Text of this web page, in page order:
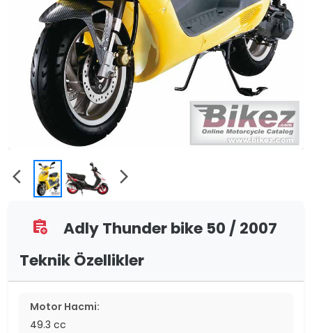
arrow_back_ios arrow_forward_ios
assignment_add
Adly Thunder bike 50 / 2007
Teknik Özellikler
Motor Hacmi:
49.3 cc